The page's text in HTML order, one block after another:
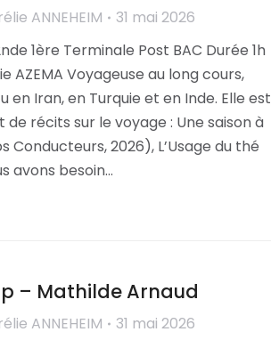
ANNEHEIM
31 mai 2026
1ère Terminale Post BAC Durée 1h
AZEMA Voyageuse au long cours,
en Iran, en Turquie et en Inde. Elle est
de récits sur le voyage : Une saison à
Conducteurs, 2026), L’Usage du thé
avons besoin…
– Mathilde Arnaud
ANNEHEIM
31 mai 2026